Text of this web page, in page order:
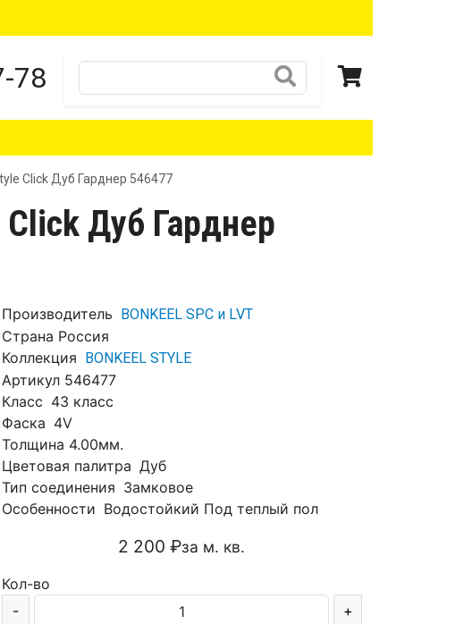
78
Click Дуб Гарднер 546477
Дуб Гарднер
Производитель BONKEEL SPC и LVT
Страна Россия
Коллекция BONKEEL STYLE
Артикул 546477
Класс 43 класс
Фаска 4V
Толщина 4.00мм.
Цветовая палитра Дуб
Тип соединения Замковое
Особенности Водостойкий Под теплый пол
2 200 ₽за м. кв.
Кол-во
-
+